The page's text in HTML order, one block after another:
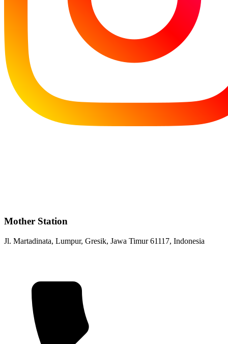
Mother Station
Jl. Martadinata, Lumpur, Gresik, Jawa Timur 61117, Indonesia